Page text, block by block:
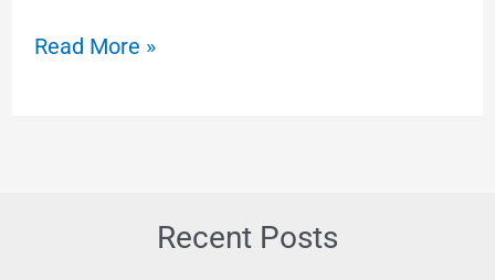
Career
Read More »
Recent Posts